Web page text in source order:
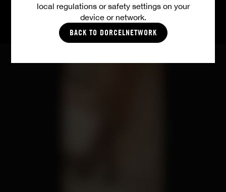
local regulations or safety settings on your
device or network.
BACK TO DORCELNETWORK
FOTOS